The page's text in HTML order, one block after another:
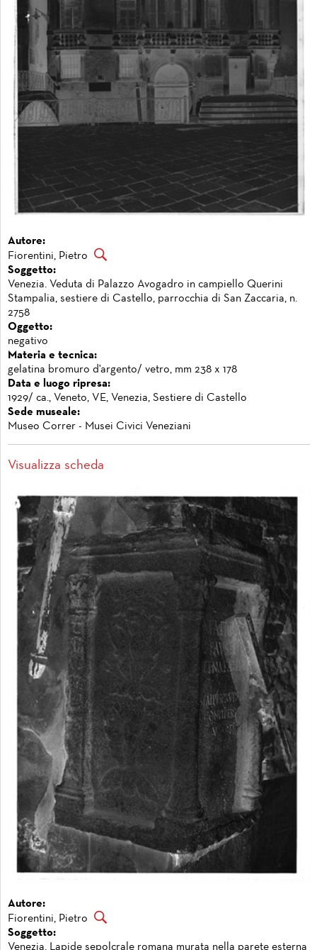
Autore:
Fiorentini, Pietro
Soggetto:
Venezia. Veduta di Palazzo Avogadro in campiello Querini
Stampalia, sestiere di Castello, parrocchia di San Zaccaria, n.
2758
Oggetto:
negativo
Materia e tecnica:
gelatina bromuro d'argento/ vetro, mm 238 x 178
Data e luogo ripresa:
1929/ ca., Veneto, VE, Venezia, Sestiere di Castello
Sede museale:
Museo Correr - Musei Civici Veneziani
Visualizza scheda
Autore:
Fiorentini, Pietro
Soggetto:
Venezia. Lapide sepolcrale romana murata nella parete esterna